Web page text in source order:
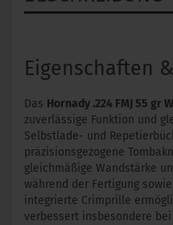
Eigenschaften
Das Hornady .224 FMJ 55 gr
zuverlässige Funktion und
Selbstlade- und
präzisionsgezogene
gleichmäßige Wandstärke
während der Fertigung
integrierte Crimprille
verbessert insbesondere